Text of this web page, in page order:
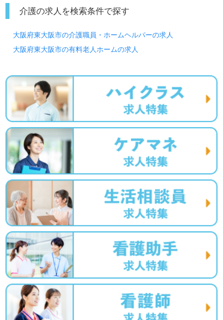
『ご利用者様のお役に立ちたい、資格/経験を活かしたい』
『介護知識や技術力を高めたい』『働きながらキャリアア
ャリアを描きたい』『転職でキャリアチェンジを実現した
い、施設形態や環境を変えて仕事をしたい』等の方も大歓
医療/福祉業界の正社員/パート求人探しは【ウィルオブ介
護】＊求人情報収集、将来的に検討の方も遠慮なく＊
LINE、メール、お電話などご希望に応じてお問い合わせ/ご
相談可能です。転職相談、求人紹介、年収交渉など完全無
料サービスをご利用いただけます。＜非公開求人も取扱い
あり！＞"転職支援"のプロと一緒に転職活動！お問い合わ
せお待ちしております。
介護の求人を検索条件で探す
大阪府東大阪市の介護職員・ホームヘルパーの求人
大阪府東大阪市の有料老人ホームの求人